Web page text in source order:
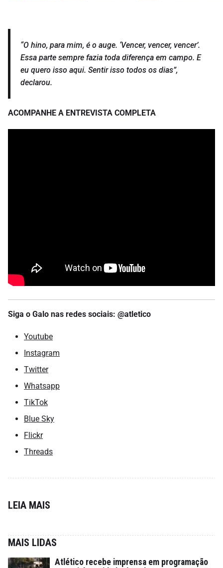
“O hino, para mim, é o auge. ‘Vencer, vencer, vencer’.
Essa parte sempre fazia toda diferença em campo. E
eu quero isso aqui. Sentir isso todos os dias”,
declarou.
ACOMPANHE A ENTREVISTA COMPLETA
Siga o Galo nas redes sociais: @atletico
Youtube
Instagram
Twitter
Whatsapp
TikTok
Blue Sky
Flickr
Threads
LEIA MAIS
MAIS LIDAS
Atlético recebe imprensa em programação